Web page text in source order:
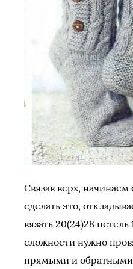
Связав верх, начинаем
сделать это,
вязать 20(24)28
сложности нужно
прямыми и обратными